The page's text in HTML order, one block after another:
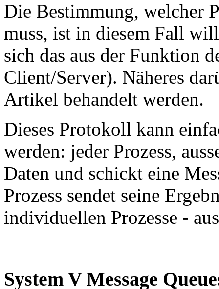
Die Bestimmung, welcher
muss, ist in diesem Fall
sich das aus der Funktion
Client/Server). Näheres
Artikel behandelt werden.
Dieses Protokoll kann
werden: jeder Prozess,
Daten und schickt eine
Prozess sendet seine
individuellen Prozesse -
System V Message